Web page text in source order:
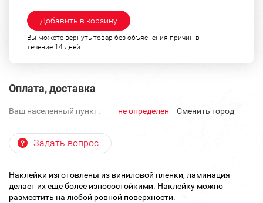
Добавить в корзину
Вы можете вернуть товар без объяснения причин в
течение 14 дней
Оплата, доставка
Ваш населенный пункт: не определен Cменить город
Задать вопрос
Наклейки изготовлены из виниловой пленки, ламинация
делает их еще более износостойкими. Наклейку можно
разместить на любой ровной поверхности.